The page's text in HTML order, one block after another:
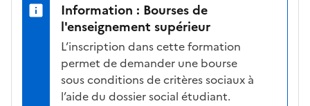
Information : Bourses de
l'enseignement supérieur
L’inscription dans cette formation
permet de demander une bourse
sous conditions de critères sociaux à
l’aide du dossier social étudiant.